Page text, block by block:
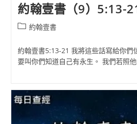
約翰壹書（9）5:13-
Post約翰壹書
約翰壹書5:13-21 我將這些話寫給你們
要叫你們知道自己有永生。 我們若照